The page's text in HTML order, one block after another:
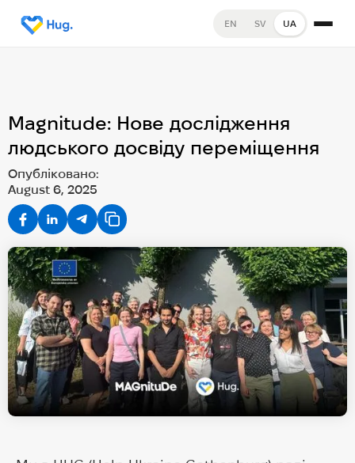
EN SV UA
Magnitude: Нове дослідження
людського досвіду переміщення
Опубліковано:
August 6, 2025